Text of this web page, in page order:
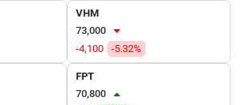
VHM
73,000
-4,100
-5.32%
FPT
70,800